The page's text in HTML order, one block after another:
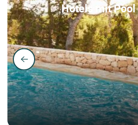
Hotels mit Pool